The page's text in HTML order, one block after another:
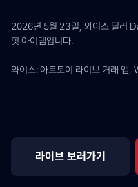
2026년 5월 23일, 와이스 딜러
힛 아이템입니다.
와이스: 아트토이 라이브 거래 앱,
라이브 보러가기